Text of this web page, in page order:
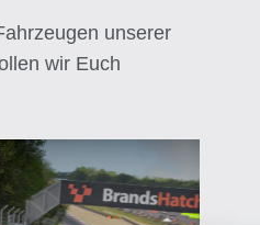
unserer
wir Euch